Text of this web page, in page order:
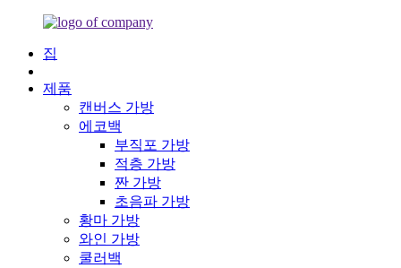
집
제품
캔버스 가방
에코백
부직포 가방
적층 가방
짠 가방
초음파 가방
황마 가방
와인 가방
쿨러백